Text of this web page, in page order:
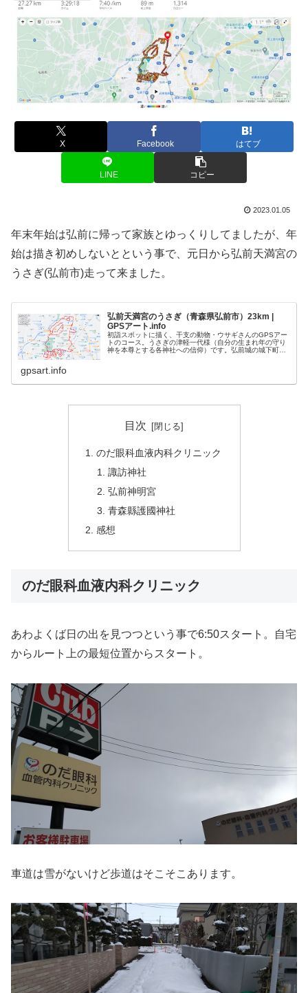
X Facebook はてブ
LINE コピー
2023.01.05
年末年始は弘前に帰って家族とゆっくりしてましたが、年
始は描き初めしないとという事で、元日から弘前天満宮の
うさぎ(弘前市)走って来ました。
弘前天満宮のうさぎ（青森県弘前市）23km |
GPSアート.info
初詣スポットに描く、干支の動物・ウサギさんのGPSアー
トのコース。うさぎの津軽一代様（自分の生まれ年の守り
神を本尊とする各神社への信仰）です。弘前城の城下町に
gpsart.info
目次
のだ眼科血液内科クリニック
諏訪神社
弘前神明宮
青森縣護國神社
感想
のだ眼科血液内科クリニック
あわよくば日の出を見つつという事で6:50スタート。自宅
からルート上の最短位置からスタート。
車道は雪がないけど歩道はそこそこあります。